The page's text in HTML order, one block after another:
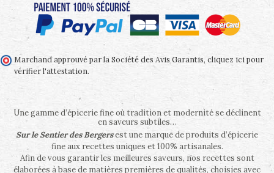
Marchand approuvé par la Société des Avis Garantis, cliquez ici pour
vérifier l'attestation.
Une gamme d’épicerie fine où tradition et modernité se déclinent
en saveurs subtiles…
Sur le Sentier des Bergersest une marque de produits d’épicerie
fine aux recettes uniques et 100% artisanales.
Afin de vous garantir les meilleures saveurs, nos recettes sont
élaborées à base de matières premières de qualités, choisies avec